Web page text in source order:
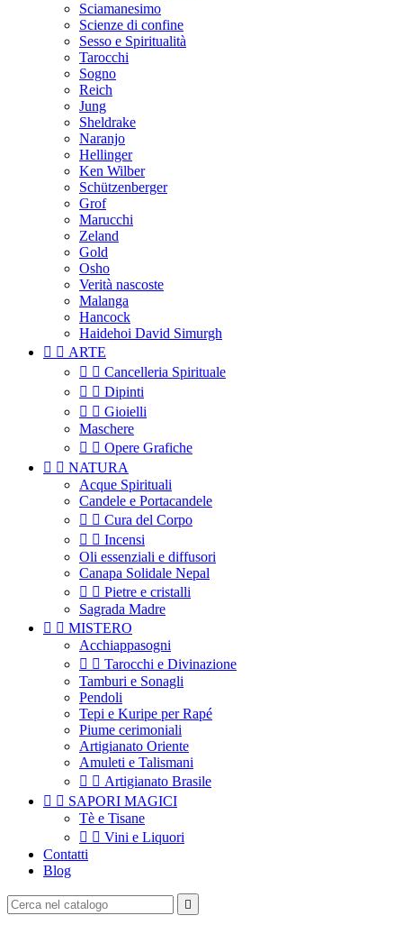
Sciamanesimo
Scienze di confine
Sesso e Spiritualità
Tarocchi
Sogno
Reich
Jung
Sheldrake
Naranjo
Hellinger
Ken Wilber
Schützenberger
Grof
Marucchi
Zeland
Gold
Osho
Verità nascoste
Malanga
Hancock
Haidehoi David Simurgh
  ARTE
  Cancelleria Spirituale
  Dipinti
  Gioielli
Maschere
  Opere Grafiche
  NATURA
Acque Spirituali
Candele e Portacandele
  Cura del Corpo
  Incensi
Oli essenziali e diffusori
Canapa Solidale Nepal
  Pietre e cristalli
Sagrada Madre
  MISTERO
Acchiappasogni
  Tarocchi e Divinazione
Tamburi e Sonagli
Pendoli
Tepi e Kuripe per Rapé
Piume cerimoniali
Artigianato Oriente
Amuleti e Talismani
  Artigianato Brasile
  SAPORI MAGICI
Tè e Tisane
  Vini e Liquori
Contatti
Blog
